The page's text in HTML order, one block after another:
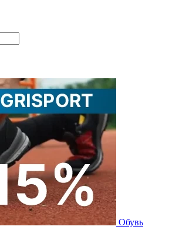
Обувь